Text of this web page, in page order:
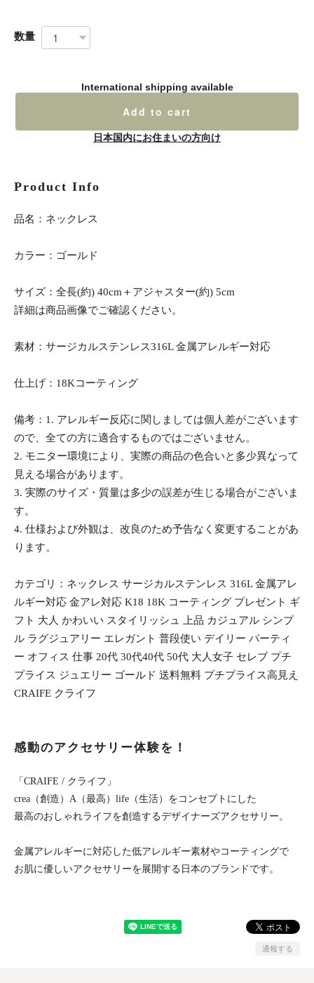
数量
International shipping available
Add to cart
日本国内にお住まいの方向け
Product Info
品名：ネックレス
カラー：ゴールド
サイズ：全長(約) 40cm＋アジャスター(約) 5cm
詳細は商品画像でご確認ください。
素材：サージカルステンレス316L 金属アレルギー対応
仕上げ：18Kコーティング
備考：1. アレルギー反応に関しましては個人差がございます
ので、全ての方に適合するものではございません。
2. モニター環境により、実際の商品の色合いと多少異なって
見える場合があります。
3. 実際のサイズ・質量は多少の誤差が生じる場合がございま
す。
4. 仕様および外観は、改良のため予告なく変更することがあ
ります。
カテゴリ：ネックレス サージカルステンレス 316L 金属アレ
ルギー対応 金アレ対応 K18 18K コーティング プレゼント ギ
フト 大人 かわいい スタイリッシュ 上品 カジュアル シンプ
ル ラグジュアリー エレガント 普段使い デイリー パーティ
ー オフィス 仕事 20代 30代40代 50代 大人女子 セレブ プチ
プライス ジュエリー ゴールド 送料無料 プチプライス高見え
CRAIFE クライフ
感動のアクセサリー体験を！
「CRAIFE / クライフ」
crea（創造）A（最高）life（生活）をコンセプトにした
最高のおしゃれライフを創造するデザイナーズアクセサリー。
金属アレルギーに対応した低アレルギー素材やコーティングで
お肌に優しいアクセサリーを展開する日本のブランドです。
通報する